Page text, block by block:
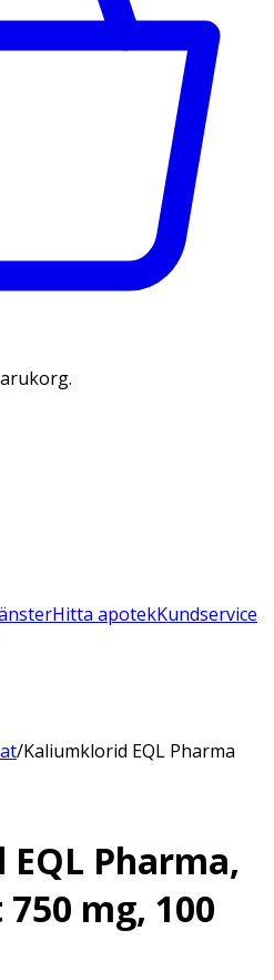
Hitta apotekKundservice
/Kaliumklorid EQL Pharma
Pharma,
mg, 100